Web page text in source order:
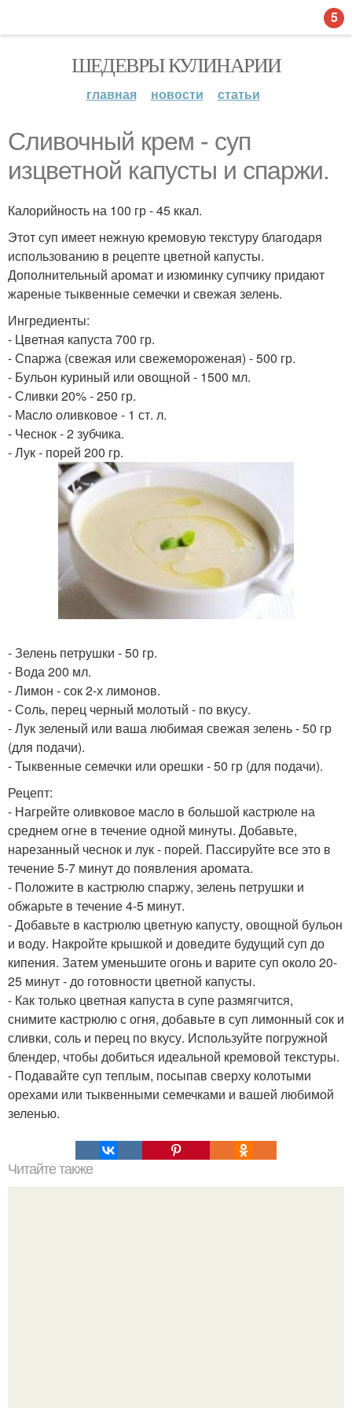
ШЕДЕВРЫ КУЛИНАРИИ
главная новости статьи
Сливочный крем - суп
изцветной капусты и спаржи.
Калорийность на 100 гр - 45 ккал.
Этот суп имеет нежную кремовую текстуру благодаря
использованию в рецепте цветной капусты.
Дополнительный аромат и изюминку супчику придают
жареные тыквенные семечки и свежая зелень.
Ингредиенты:
- Цветная капуста 700 гр.
- Спаржа (свежая или свежемороженая) - 500 гр.
- Бульон куриный или овощной - 1500 мл.
- Сливки 20% - 250 гр.
- Масло оливковое - 1 ст. л.
- Чеснок - 2 зубчика.
- Лук - порей 200 гр.
- Зелень петрушки - 50 гр.
- Вода 200 мл.
- Лимон - сок 2-х лимонов.
- Соль, перец черный молотый - по вкусу.
- Лук зеленый или ваша любимая свежая зелень - 50 гр
(для подачи).
- Тыквенные семечки или орешки - 50 гр (для подачи).
Рецепт:
- Нагрейте оливковое масло в большой кастрюле на
среднем огне в течение одной минуты. Добавьте,
нарезанный чеснок и лук - порей. Пассируйте все это в
течение 5-7 минут до появления аромата.
- Положите в кастрюлю спаржу, зелень петрушки и
обжарьте в течение 4-5 минут.
- Добавьте в кастрюлю цветную капусту, овощной бульон
и воду. Накройте крышкой и доведите будущий суп до
кипения. Затем уменьшите огонь и варите суп около 20-
25 минут - до готовности цветной капусты.
- Как только цветная капуста в супе размягчится,
снимите кастрюлю с огня, добавьте в суп лимонный сок и
сливки, соль и перец по вкусу. Используйте погружной
блендер, чтобы добиться идеальной кремовой текстуры.
- Подавайте суп теплым, посыпав сверху колотыми
орехами или тыквенными семечками и вашей любимой
зеленью.
Читайте также
5